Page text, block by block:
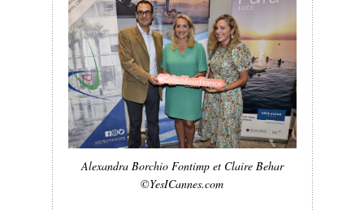
Alexandra Borchio Fontimp et Claire Behar
©YesICannes.com